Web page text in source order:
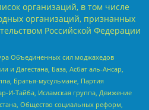
организаций, в том числе
организаций, признанных
Российской Федерации
Объединенных сил моджахедов
и Дагестана, База, Асбат аль-Ансар,
Братья-мусульмане, Партия
И-Тайба, Исламская группа, Движение
Общество социальных реформ,